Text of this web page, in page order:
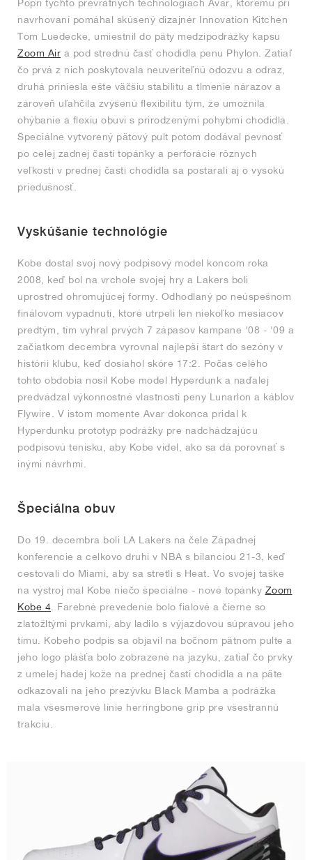
Popri týchto prevratných technológiách Avar, ktorému pri
navrhovaní pomáhal skúsený dizajnér Innovation Kitchen
Tom Luedecke, umiestnil do päty medzipodrážky kapsu
Zoom Air a pod strednú časť chodidla penu Phylon. Zatiaľ
čo prvá z nich poskytovala neuveriteľnú odozvu a odraz,
druhá priniesla ešte väčšiu stabilitu a tlmenie nárazov a
zároveň uľahčila zvýšenú flexibilitu tým, že umožnila
ohýbanie a flexiu obuvi s prirodzenými pohybmi chodidla.
Špeciálne vytvorený pätový pult potom dodával pevnosť
po celej zadnej časti topánky a perforácie rôznych
veľkostí v prednej časti chodidla sa postarali aj o vysokú
priedušnosť.
Vyskúšanie technológie
Kobe dostal svoj nový podpisový model koncom roka
2008, keď bol na vrchole svojej hry a Lakers boli
uprostred ohromujúcej formy. Odhodlaný po neúspešnom
finálovom vypadnutí, ktoré utrpeli len niekoľko mesiacov
predtým, tím vyhral prvých 7 zápasov kampane '08 - '09 a
začiatkom decembra vyrovnal najlepší štart do sezóny v
histórii klubu, keď dosiahol skóre 17:2. Počas celého
tohto obdobia nosil Kobe model Hyperdunk a naďalej
predvádzal výkonnostné vlastnosti peny Lunarlon a káblov
Flywire. V istom momente Avar dokonca pridal k
Hyperdunku prototyp podrážky pre nadchádzajúcu
podpisovú tenisku, aby Kobe videl, ako sa dá porovnať s
inými návrhmi.
Špeciálna obuv
Do 19. decembra boli LA Lakers na čele Západnej
konferencie a celkovo druhí v NBA s bilanciou 21-3, keď
cestovali do Miami, aby sa stretli s Heat. Vo svojej taške
na výstroj mal Kobe niečo špeciálne - nové topánky Zoom
Kobe 4 . Farebné prevedenie bolo fialové a čierne so
zlatožltými prvkami, aby ladilo s výjazdovou súpravou jeho
tímu. Kobeho podpis sa objavil na bočnom pätnom pulte a
jeho logo plášťa bolo zobrazené na jazyku, zatiaľ čo prvky
z umelej hadej kože na prednej časti chodidla a na päte
odkazovali na jeho prezývku Black Mamba a podrážka
mala všesmerové línie herringbone grip pre všestrannú
trakciu.